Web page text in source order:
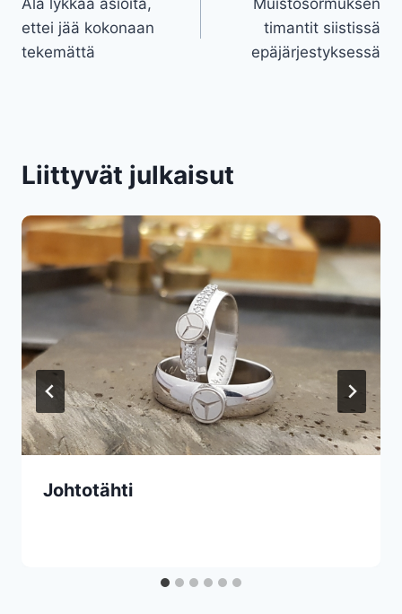
selaus
Älä lykkää asioita,
ettei jää kokonaan
tekemättä
Muistosormuksen
timantit siistissä
epäjärjestyksessä
Liittyvät julkaisut
Johtotähti